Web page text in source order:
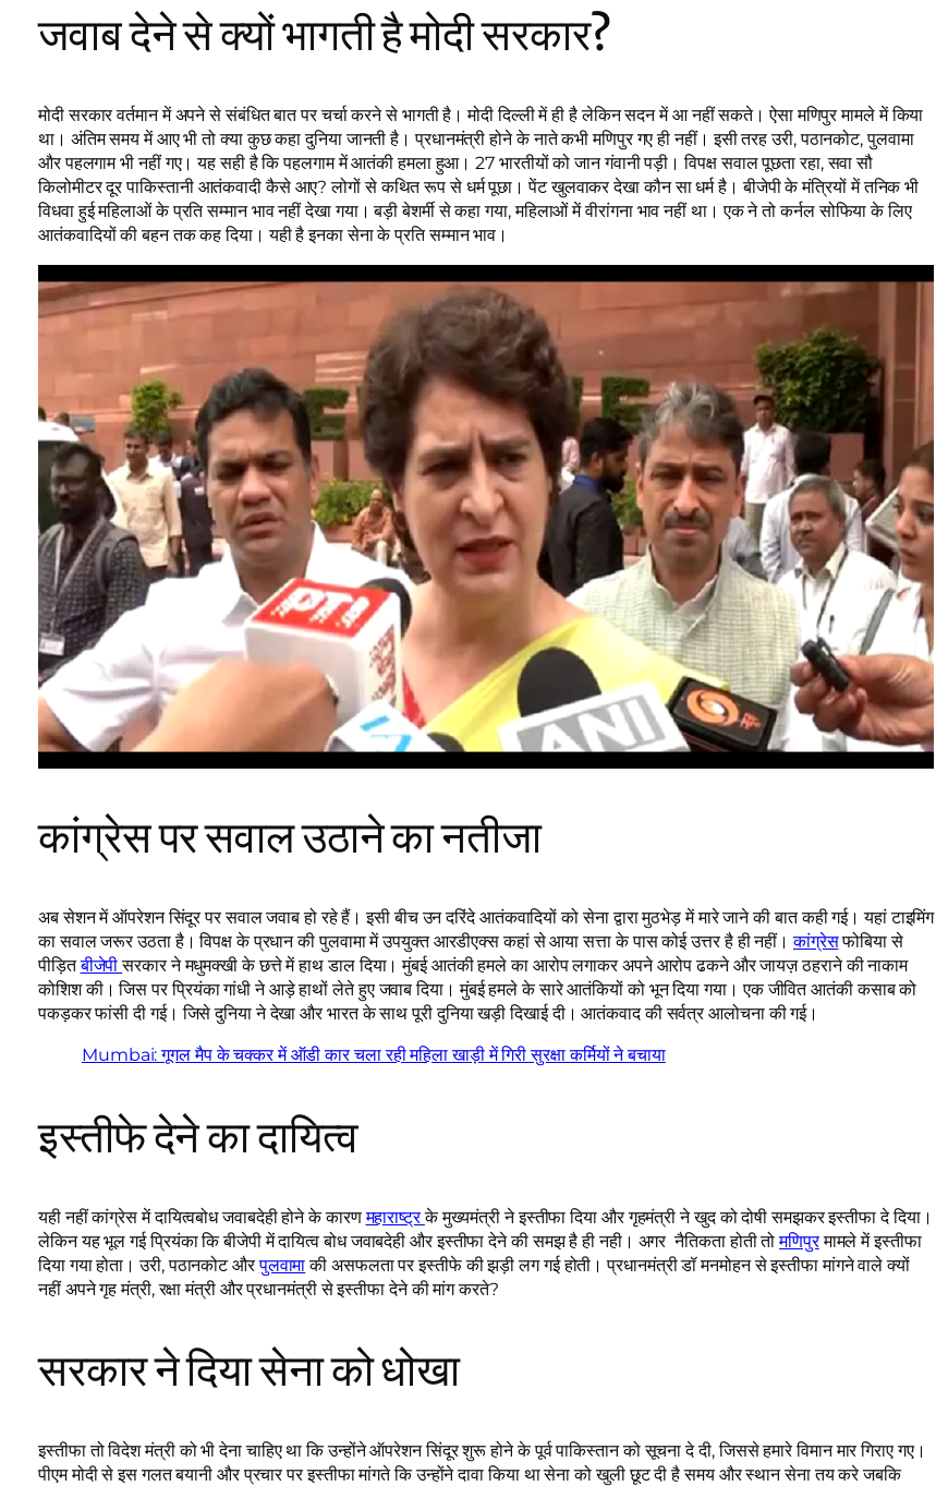
जवाब देने से क्यों भागती है मोदी सरकार?
मोदी सरकार वर्तमान में अपने से संबंधित बात पर चर्चा करने से भागती है। मोदी दिल्ली में ही है लेकिन सदन में आ नहीं सकते। ऐसा मणिपुर मामले में किया
था। अंतिम समय में आए भी तो क्या कुछ कहा दुनिया जानती है। प्रधानमंत्री होने के नाते कभी मणिपुर गए ही नहीं। इसी तरह उरी, पठानकोट, पुलवामा
और पहलगाम भी नहीं गए। यह सही है कि पहलगाम में आतंकी हमला हुआ। 27 भारतीयों को जान गंवानी पड़ी। विपक्ष सवाल पूछता रहा, सवा सौ
किलोमीटर दूर पाकिस्तानी आतंकवादी कैसे आए? लोगों से कथित रूप से धर्म पूछा। पेंट खुलवाकर देखा कौन सा धर्म है। बीजेपी के मंत्रियों में तनिक भी
विधवा हुई महिलाओं के प्रति सम्मान भाव नहीं देखा गया। बड़ी बेशर्मी से कहा गया, महिलाओं में वीरांगना भाव नहीं था। एक ने तो कर्नल सोफिया के लिए
आतंकवादियों की बहन तक कह दिया। यही है इनका सेना के प्रति सम्मान भाव।
कांग्रेस पर सवाल उठाने का नतीजा
अब सेशन में ऑपरेशन सिंदूर पर सवाल जवाब हो रहे हैं। इसी बीच उन दरिंदे आतंकवादियों को सेना द्वारा मुठभेड़ में मारे जाने की बात कही गई। यहां टाइमिंग
का सवाल जरूर उठता है। विपक्ष के प्रधान की पुलवामा में उपयुक्त आरडीएक्स कहां से आया सत्ता के पास कोई उत्तर है ही नहीं।कांग्रेसफोबिया से
पीड़ितबीजेपीसरकार ने मधुमक्खी के छत्ते में हाथ डाल दिया। मुंबई आतंकी हमले का आरोप लगाकर अपने आरोप ढकने और जायज़ ठहराने की नाकाम
कोशिश की। जिस पर प्रियंका गांधी ने आड़े हाथों लेते हुए जवाब दिया। मुंबई हमले के सारे आतंकियों को भून दिया गया। एक जीवित आतंकी कसाब को
पकड़कर फांसी दी गई। जिसे दुनिया ने देखा और भारत के साथ पूरी दुनिया खड़ी दिखाई दी। आतंकवाद की सर्वत्र आलोचना की गई।
Mumbai: गूगल मैप के चक्कर में ऑडी कार चला रही महिला खाड़ी में गिरी सुरक्षा कर्मियों ने बचाया
इस्तीफे देने का दायित्व
यही नहीं कांग्रेस में दायित्वबोध जवाबदेही होने के कारणमहाराष्ट्रके मुख्यमंत्री ने इस्तीफा दिया और गृहमंत्री ने खुद को दोषी समझकर इस्तीफा दे दिया।
लेकिन यह भूल गई प्रियंका कि बीजेपी में दायित्व बोध जवाबदेही और इस्तीफा देने की समझ है ही नही। अगर नैतिकता होती तोमणिपुरमामले में इस्तीफा
दिया गया होता। उरी, पठानकोट औरपुलवामाकी असफलता पर इस्तीफे की झड़ी लग गई होती। प्रधानमंत्री डॉ मनमोहन से इस्तीफा मांगने वाले क्यों
नहीं अपने गृह मंत्री, रक्षा मंत्री और प्रधानमंत्री से इस्तीफा देने की मांग करते?
सरकार ने दिया सेना को धोखा
इस्तीफा तो विदेश मंत्री को भी देना चाहिए था कि उन्होंने ऑपरेशन सिंदूर शुरू होने के पूर्व पाकिस्तान को सूचना दे दी, जिससे हमारे विमान मार गिराए गए।
पीएम मोदी से इस गलत बयानी और प्रचार पर इस्तीफा मांगते कि उन्होंने दावा किया था सेना को खुली छूट दी है समय और स्थान सेना तय करे जबकि